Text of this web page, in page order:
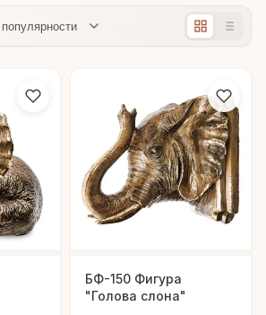
БФ-150 Фигура
"Голова слона"